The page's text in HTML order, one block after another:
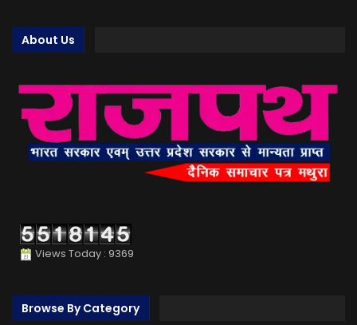
About Us
Views Today : 9369
Browse By Category